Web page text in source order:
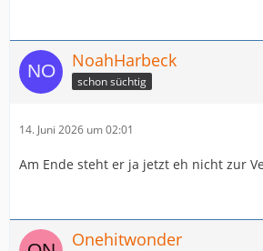
NoahHarbeck
schon süchtig
14. Juni 2026 um 02:01
Am Ende steht er ja jetzt eh nicht zur
Onehitwonder